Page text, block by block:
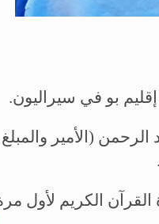
بو في سيراليون.
مولانا سعيد الرحمن
الكريم لأول